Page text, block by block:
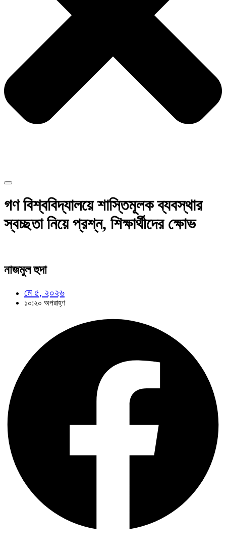
গণ বিশ্ববিদ্যালয়ে শাস্তিমূলক ব্যবস্থার
স্বচ্ছতা নিয়ে প্রশ্ন, শিক্ষার্থীদের ক্ষোভ
নাজমুল হুদা
মে ৫, ২০২৬
১০:২০ অপরাহ্ণ